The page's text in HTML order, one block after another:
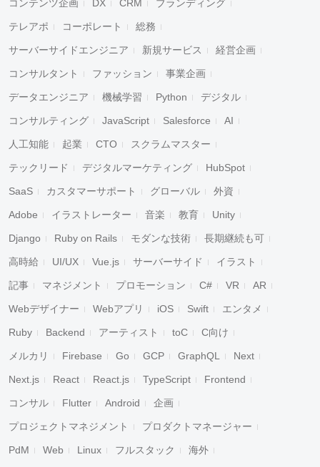
コンテンツ企画 DX CRM ブランディング
テレアポ コーポレート 総務
サーバーサイドエンジニア 新規サービス 経営企画
コンサルタント ファッション 事業企画
データエンジニア 機械学習 Python デジタル
コンサルティング JavaScript Salesforce AI
人工知能 起業 CTO スクラムマスター
テックリード デジタルマーケティング HubSpot
SaaS カスタマーサポート グローバル 外資
Adobe イラストレーター 音楽 教育 Unity
Django Ruby on Rails モダンな技術 長期継続も可
高時給 UI/UX Vue.js サーバーサイド イラスト
記事 マネジメント プロモーション C# VR AR
Webデザイナー Webアプリ iOS Swift エンタメ
Ruby Backend アーティスト toC C向け
メルカリ Firebase Go GCP GraphQL Next
Next.js React React.js TypeScript Frontend
コンサル Flutter Android 企画
プロジェクトマネジメント プロダクトマネージャー
PdM Web Linux フルスタック 海外